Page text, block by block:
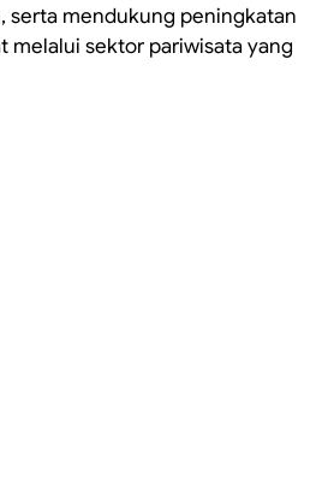
serta mendukung peningkatan
melalui sektor pariwisata yang